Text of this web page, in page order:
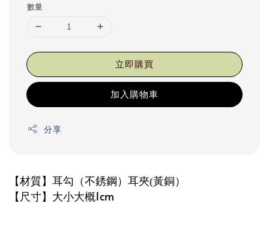
數量
立即購買
加入購物車
分享
【材質】耳勾（不銹鋼）耳夾(黃銅）
【尺寸】大小大概1cm